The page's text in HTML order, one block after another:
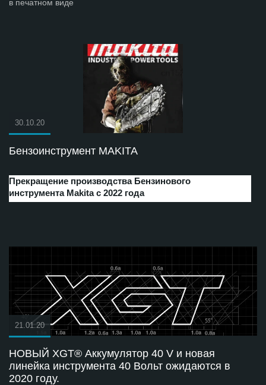
в печатном виде
30.10.20
Бензоинструмент MAKITA
Прекращение производства Бензинового
инструмента Makita с 2022 года
21.01.20
НОВЫЙ XGT® Аккумулятор 40 V и новая
линейка инструмента 40 Вольт ожидаются в
2020 году.